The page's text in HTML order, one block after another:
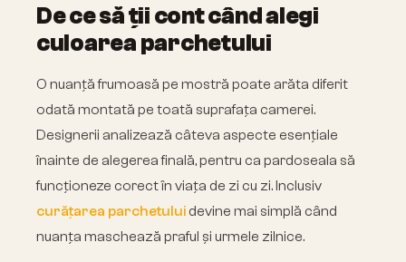
De ce să ții cont când alegi
culoarea parchetului
O nuanță frumoasă pe mostră poate arăta diferit
odată montată pe toată suprafața camerei.
Designerii analizează câteva aspecte esențiale
înainte de alegerea finală, pentru ca pardoseala să
funcționeze corect în viața de zi cu zi. Inclusiv
curățarea parchetului devine mai simplă când
nuanța maschează praful și urmele zilnice.